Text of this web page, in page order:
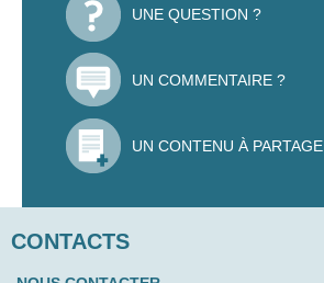
UNE QUESTION ?
UN COMMENTAIRE ?
UN CONTENU À
CONTACTS